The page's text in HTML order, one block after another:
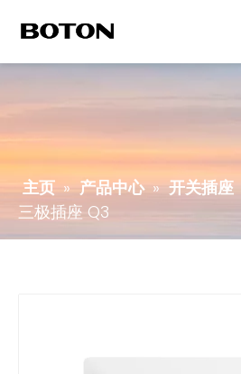
主页 » 产品中心 » 开关插座
三极插座 Q3